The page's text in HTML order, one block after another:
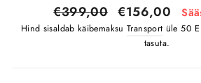
Tavahind
€399,00 Soodushind
€156,00
Hind sisaldab käibemaksuTransport üle 50
tasuta.